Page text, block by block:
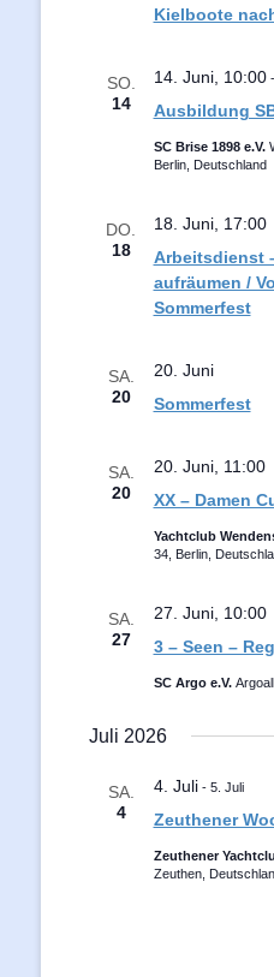
Kielboote
SO.
14
Ausbildung
14. Juni, 10:00-
SC Brise 1898 e.V.
Berlin, Deutschland
DO.
18
Arbeitsdienst
aufräumen /
Sommerfest
18. Juni, 17:00
SA.
20
Sommerfest
20. Juni
SA.
20
XX – Damen
20. Juni, 11:00
Yachtclub
34, Berlin,
SA.
27
3 – Seen –
27. Juni, 10:00
SC Argo e.V.
Juli 2026
SA.
4
Zeuthener
4. Juli- 5. Juli
Zeuthener
Zeuthen,